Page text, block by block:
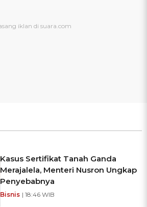
Kasus Sertifikat Tanah Ganda
Merajalela, Menteri Nusron Ungkap
Penyebabnya
Bisnis | 18:46 WIB